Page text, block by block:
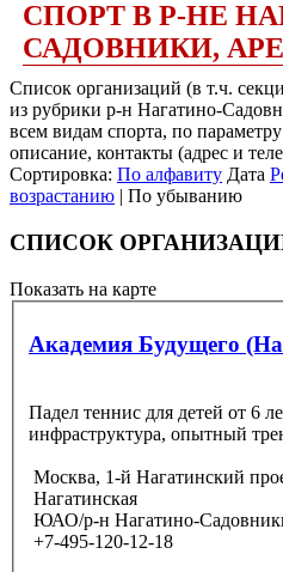
СПОРТ В Р-НЕ
САДОВНИКИ,
Список организаций (в т.ч.
из рубрики р-н Нагатино-
всем видам спорта, по
описание, контакты (адрес и
Сортировка: По алфавиту Дата
возрастанию | По убыванию
СПИСОК
Показать на карте
Академия Будущего
Падел теннис для детей от 6
инфраструктура, опытный
Москва, 1-й Нагатинский
Нагатинская
ЮАО/р-н Нагатино-
+7-495-120-12-18